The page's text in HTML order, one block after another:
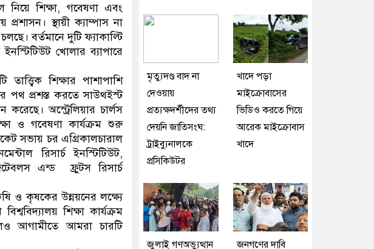
নিয়ে শিক্ষা, গবেষণা এবং
প্রশাসন। স্থায়ী ক্যাম্পাস না
বর্তমানে দুটি ফ্যাকাল্টি
খোলার ব্যাপারে
তাত্ত্বিক শিক্ষার পাশাপাশি
পথ প্রশস্ত করতে সাউথইস্ট
করেছে। অস্ট্রেলিয়ার চার্লস
ও গবেষণা কার্যক্রম শুরু
সভায় চর এগ্রিকালচারাল
রিসার্চ ইনস্টিটিউট,
এন্ড ফ্রুটস রিসার্চ
ও কৃষকের উন্নয়নের লক্ষ্যে
শিক্ষা কার্যক্রম
আগামীতে আমরা চারটি
মৃত্যুদণ্ড বাদ না
দেওয়ায়
প্রত্যক্ষদর্শীদের তথ্য
দেয়নি জাতিসংঘ:
ট্রাইব্যুনালকে
প্রসিকিউটর
খাদে পড়া
মাইক্রোবাসের
ভিডিও করতে গিয়ে
আরেক মাইক্রোবাস
খাদে
জুলাই গণঅভ্যুত্থান
জনগণের দাবি